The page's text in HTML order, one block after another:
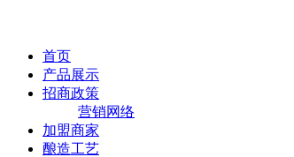
首页
产品展示
招商政策
营销网络
加盟商家
酿造工艺